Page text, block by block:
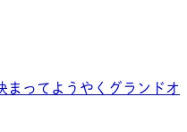
まってようやくグランドオ